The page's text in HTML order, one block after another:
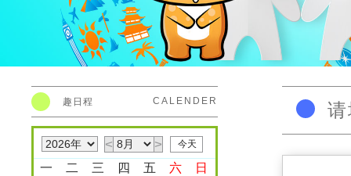
趣日程 CALENDER
< >
一 二 三 四 五 六 日